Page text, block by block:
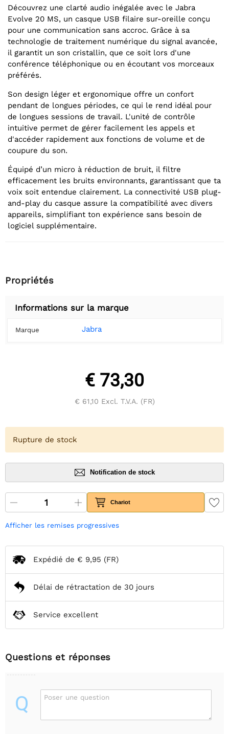
Découvrez une clarté audio inégalée avec le Jabra
Evolve 20 MS, un casque USB filaire sur-oreille conçu
pour une communication sans accroc. Grâce à sa
technologie de traitement numérique du signal avancée,
il garantit un son cristallin, que ce soit lors d'une
conférence téléphonique ou en écoutant vos morceaux
préférés.
Son design léger et ergonomique offre un confort
pendant de longues périodes, ce qui le rend idéal pour
de longues sessions de travail. L'unité de contrôle
intuitive permet de gérer facilement les appels et
d'accéder rapidement aux fonctions de volume et de
coupure du son.
Équipé d’un micro à réduction de bruit, il filtre
efficacement les bruits environnants, garantissant que ta
voix soit entendue clairement. La connectivité USB plug-
and-play du casque assure la compatibilité avec divers
appareils, simplifiant ton expérience sans besoin de
logiciel supplémentaire.
Propriétés
Informations sur la marque
Marque Jabra
€ 73,30
€ 61,10 Excl. T.V.A. (FR)
Rupture de stock
Notification de stock
Chariot
Afficher les remises progressives
Expédié de € 9,95 (FR)
Délai de rétractation de 30 jours
Service excellent
Questions et réponses
Q Poser une question